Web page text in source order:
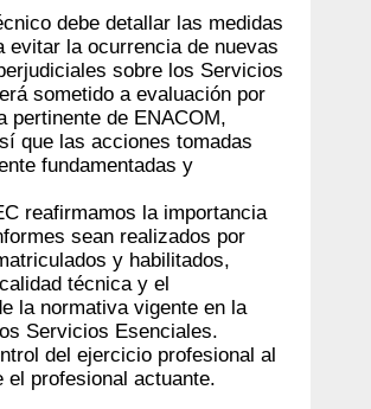
debe detallar las medidas
evitar la ocurrencia de nuevas
sobre los Servicios
sometido a evaluación por
pertinente de ENACOM,
que las acciones tomadas
fundamentadas y
reafirmamos la importancia
sean realizados por
y habilitados,
técnica y el
la normativa vigente en la
Servicios Esenciales.
del ejercicio profesional al
el profesional actuante.